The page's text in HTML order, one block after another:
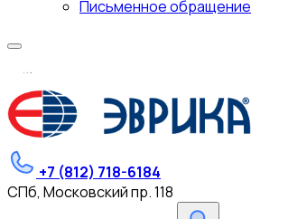
Письменное обращение
...
+7 (812) 718-6184
СПб, Московский пр. 118